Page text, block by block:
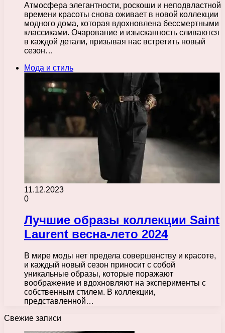
Атмосфера элегантности, роскоши и неподвластной
времени красоты снова оживает в новой коллекции
модного дома, которая вдохновлена бессмертными
классиками. Очарование и изысканность сливаются
в каждой детали, призывая нас встретить новый
сезон…
Мода и стиль
11.12.2023
0
Лучшие образы коллекции Saint
Laurent весна-лето 2024
В мире моды нет предела совершенству и красоте,
и каждый новый сезон приносит с собой
уникальные образы, которые поражают
воображение и вдохновляют на эксперименты с
собственным стилем. В коллекции,
представленной…
Свежие записи